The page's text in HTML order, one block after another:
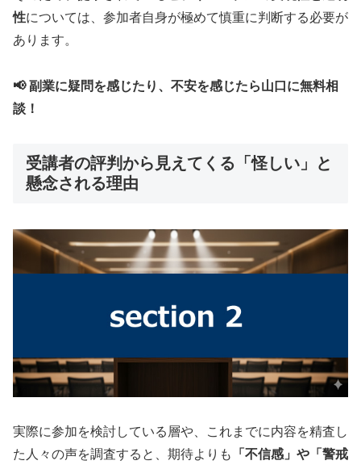
性については、参加者自身が極めて慎重に判断する必要が
あります。
📢 副業に疑問を感じたり、不安を感じたら山口に無料相
談！
受講者の評判から見えてくる「怪しい」と
懸念される理由
実際に参加を検討している層や、これまでに内容を精査し
た人々の声を調査すると、期待よりも
「不信感」や「警戒